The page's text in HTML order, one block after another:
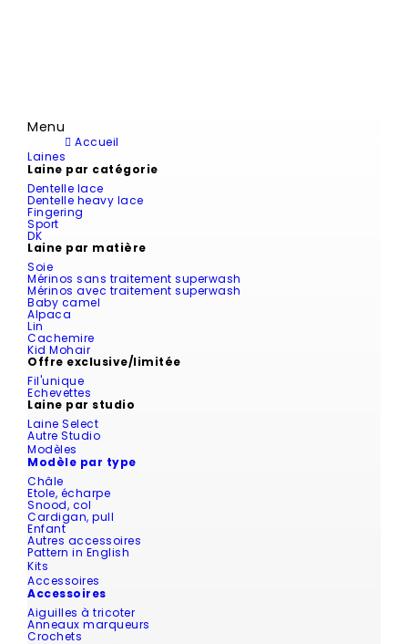
Menu
Accueil
Laines
Laine par catégorie
Dentelle lace
Dentelle heavy lace
Fingering
Sport
DK
Laine par matière
Soie
Mérinos sans traitement superwash
Mérinos avec traitement superwash
Baby camel
Alpaca
Lin
Cachemire
Kid Mohair
Offre exclusive/limitée
Fil'unique
Echevettes
Laine par studio
Laine Select
Autre Studio
Modèles
Modèle par type
Châle
Etole, écharpe
Snood, col
Cardigan, pull
Enfant
Autres accessoires
Pattern in English
Kits
Accessoires
Accessoires
Aiguilles à tricoter
Anneaux marqueurs
Crochets